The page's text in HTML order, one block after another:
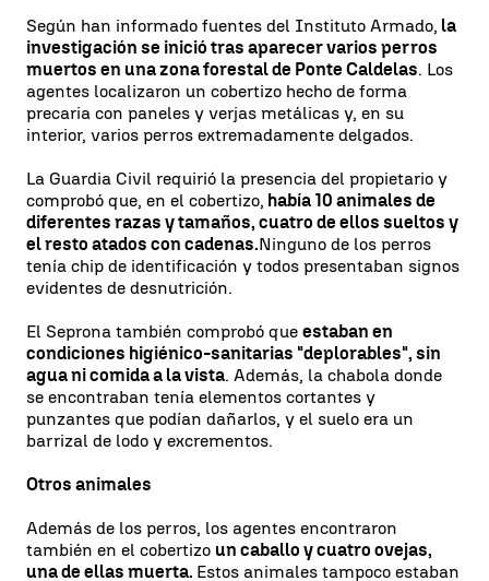
Según han informado fuentes del Instituto Armado, la
investigación se inició tras aparecer varios perros
muertos en una zona forestal de Ponte Caldelas. Los
agentes localizaron un cobertizo hecho de forma
precaria con paneles y verjas metálicas y, en su
interior, varios perros extremadamente delgados.
La Guardia Civil requirió la presencia del propietario y
comprobó que, en el cobertizo, había 10 animales de
diferentes razas y tamaños, cuatro de ellos sueltos y
el resto atados con cadenas.Ninguno de los perros
tenía chip de identificación y todos presentaban signos
evidentes de desnutrición.
El Seprona también comprobó que estaban en
condiciones higiénico-sanitarias "deplorables", sin
agua ni comida a la vista. Además, la chabola donde
se encontraban tenía elementos cortantes y
punzantes que podían dañarlos, y el suelo era un
barrizal de lodo y excrementos.
Otros animales
Además de los perros, los agentes encontraron
también en el cobertizo un caballo y cuatro ovejas,
una de ellas muerta. Estos animales tampoco estaban